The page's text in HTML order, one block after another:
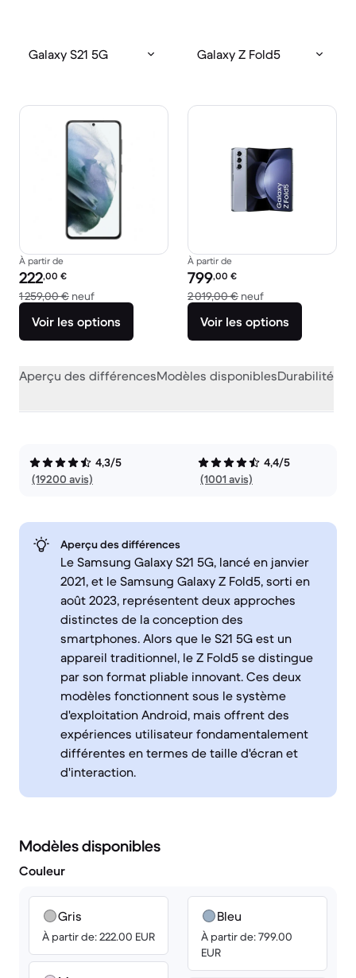
Galaxy S21 5G Galaxy Z Fold5
À partir de
Prix reconditionné :
222,00 €
1 259,00 € neufcontre 1 259,00 € neuf
Voir les options
À partir de
Prix reconditionné :
799,00 €
2 019,00 € neufcontre 2 019,00 €
Voir les options
Aperçu des différencesModèles disponiblesDurabilité
4,3/5
(19200 avis)
4,4/5
(1001 avis)
Aperçu des différences
Le Samsung Galaxy S21 5G, lancé en janvier
2021, et le Samsung Galaxy Z Fold5, sorti en
août 2023, représentent deux approches
distinctes de la conception des
smartphones. Alors que le S21 5G est un
appareil traditionnel, le Z Fold5 se distingue
par son format pliable innovant. Ces deux
modèles fonctionnent sous le système
d'exploitation Android, mais offrent des
expériences utilisateur fondamentalement
différentes en termes de taille d'écran et
d'interaction.
Modèles disponibles
Couleur
Gris
À partir de: 222.00 EUR
Bleu
À partir de: 799.00
EUR